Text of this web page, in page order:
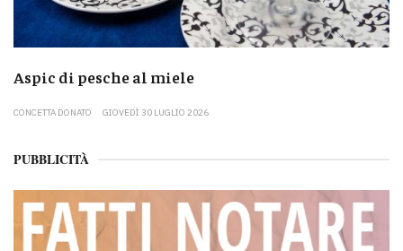
Aspic di pesche al miele
CONCETTA DONATO GIOVEDÌ 30 LUGLIO 2026
PUBBLICITÀ